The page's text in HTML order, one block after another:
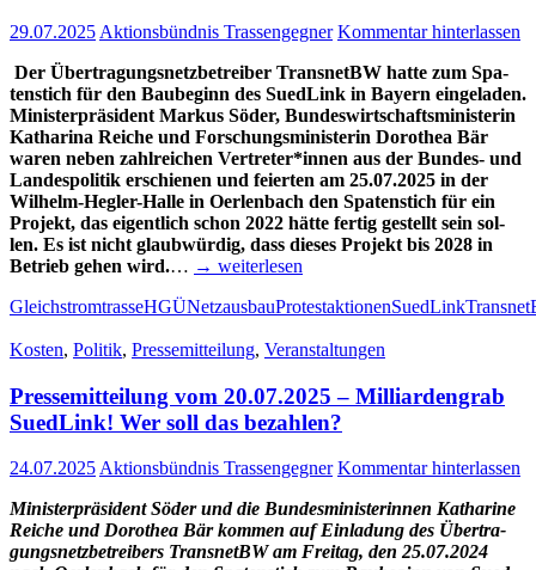
29.07.2025 Aktionsbündnis Trassengegner Kommentar hinterlassen
Der Über­tra­gungs­netz­be­trei­ber Trans­netBW hat­te zum Spa­
ten­stich für den Bau­be­ginn des Sued­Link in Bay­ern ein­ge­la­den.
Minis­ter­prä­si­dent Mar­kus Söder, Bun­des­wirt­schafts­mi­nis­te­rin
Katha­ri­na Rei­che und For­schungs­mi­nis­te­rin Doro­thea Bär
waren neben zahl­rei­chen Vertreter*innen aus der Bun­­des- und
Lan­des­po­li­tik erschie­nen und fei­er­ten am 25.07.2025 in der
Wil­helm-Heg­­ler-Hal­­le in Oer­len­bach den Spa­ten­stich für ein
Pro­jekt, das eigent­lich schon 2022 hät­te fer­tig gestellt sein sol­
len. Es ist nicht glaub­wür­dig, dass die­ses Pro­jekt bis 2028 in
Betrieb gehen wird.… → wei­ter­le­sen
GleichstromtrasseHGÜNetzausbauProtestaktionenSuedLink
Kosten, Politik, Pressemitteilung, Veranstaltungen
Pres­se­mit­tei­lung vom 20.07.2025 – Mil­li­ar­den­grab
Sued­Link! Wer soll das bezahlen?
24.07.2025 Aktionsbündnis Trassengegner Kommentar hinterlassen
Minis­ter­prä­si­dent Söder und die Bun­des­mi­nis­te­rin­nen Katha­ri­ne
Rei­che und Doro­thea Bär kom­men auf Ein­la­dung des Über­tra­
gungs­netz­be­trei­bers Trans­netBW am Frei­tag, den 25.07.2024